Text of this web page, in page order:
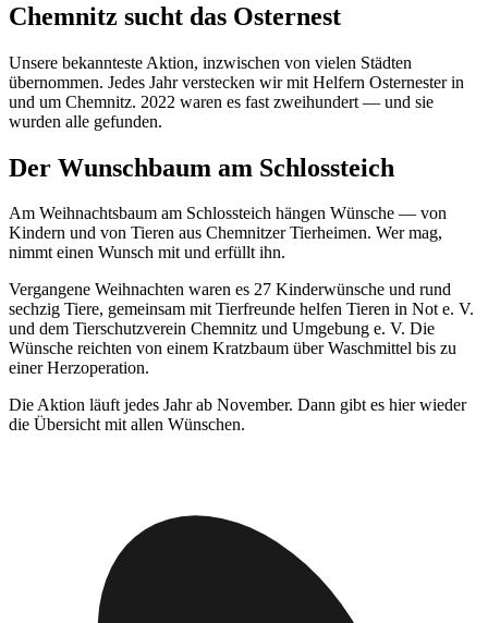
Chemnitz sucht das Osternest
Unsere bekannteste Aktion, inzwischen von vielen Städten
übernommen. Jedes Jahr verstecken wir mit Helfern Osternester in
und um Chemnitz. 2022 waren es fast zweihundert — und sie
wurden alle gefunden.
Der Wunschbaum am Schlossteich
Am Weihnachtsbaum am Schlossteich hängen Wünsche — von
Kindern und von Tieren aus Chemnitzer Tierheimen. Wer mag,
nimmt einen Wunsch mit und erfüllt ihn.
Vergangene Weihnachten waren es 27 Kinderwünsche und rund
sechzig Tiere, gemeinsam mit Tierfreunde helfen Tieren in Not e. V.
und dem Tierschutzverein Chemnitz und Umgebung e. V. Die
Wünsche reichten von einem Kratzbaum über Waschmittel bis zu
einer Herzoperation.
Die Aktion läuft jedes Jahr ab November. Dann gibt es hier wieder
die Übersicht mit allen Wünschen.